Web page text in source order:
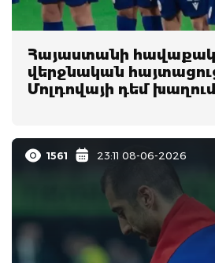
Հայաստանի
վերջնական
Մոլդովայի դեմ
1561 23:11 08-06-2026